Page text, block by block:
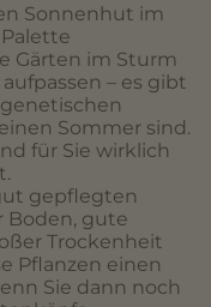
Sonnenhut im
Gärten im Sturm
– es gibt
Sommer sind.
für Sie wirklich
gepflegten
Boden, gute
Trockenheit
Pflanzen einen
Sie dann noch